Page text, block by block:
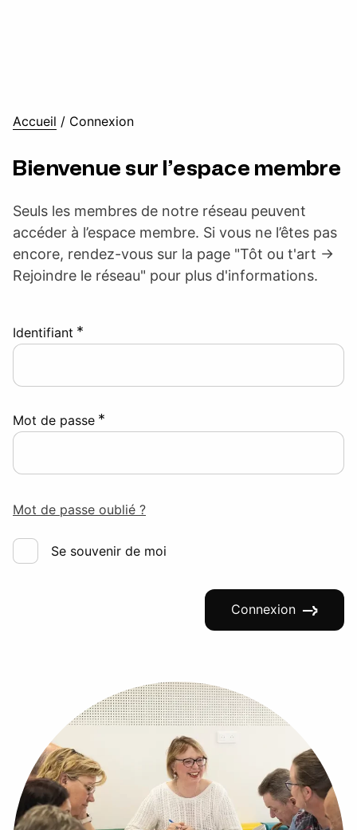
Accueil / Connexion
Bienvenue sur l’espace membre
Seuls les membres de notre réseau peuvent
accéder à l’espace membre. Si vous ne l’êtes pas
encore, rendez-vous sur la page "Tôt ou t'art ->
Rejoindre le réseau" pour plus d'informations.
Identifiant *
Mot de passe *
Mot de passe oublié ?
Se souvenir de moi
Connexion